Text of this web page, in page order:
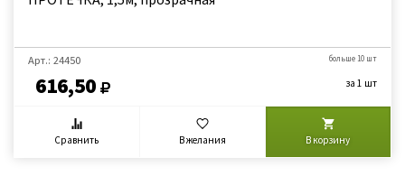
Арт.: 24450
616,50
больше 10 шт
за 1 шт
Сравнить В желания В корзину